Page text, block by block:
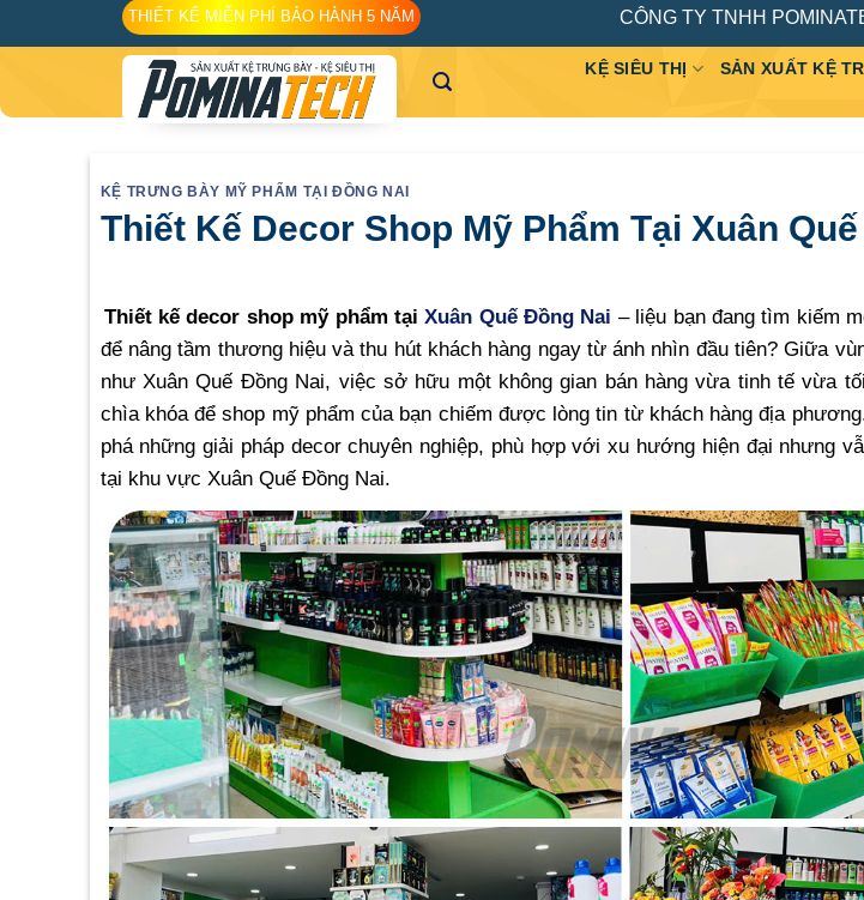
to
THIẾT KẾ MIỄN PHÍ BẢO HÀNH 5 NĂM CÔNG TY TNHH
KỆ SIÊU THỊ SẢN XUẤT KỆ
KỆ TRƯNG BÀY MỸ PHẨM TẠI ĐỒNG NAI
Thiết Kế Decor Shop Mỹ Phẩm Tại Xuân
Thiết kế decor shop mỹ phẩm tạiXuân Quế Đồng Nai – liệu bạn đang tìm kiếm
để nâng tầm thương hiệu và thu hút khách hàng ngay từ ánh nhìn đầu tiên? Giữa
như Xuân Quế Đồng Nai, việc sở hữu một không gian bán hàng vừa tinh tế vừa
chìa khóa để shop mỹ phẩm của bạn chiếm được lòng tin từ khách hàng địa
phá những giải pháp decor chuyên nghiệp, phù hợp với xu hướng hiện đại nhưng
tại khu vực Xuân Quế Đồng Nai.